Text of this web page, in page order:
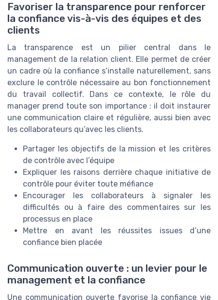
Favoriser la transparence pour renforcer
la confiance vis-à-vis des équipes et des
clients
La transparence est un pilier central dans le
management de la relation client. Elle permet de créer
un cadre où la confiance s’installe naturellement, sans
exclure le contrôle nécessaire au bon fonctionnement
du travail collectif. Dans ce contexte, le rôle du
manager prend toute son importance : il doit instaurer
une communication claire et régulière, aussi bien avec
les collaborateurs qu’avec les clients.
Partager les objectifs de la mission et les critères
de contrôle avec l’équipe
Expliquer les raisons derrière chaque initiative de
contrôle pour éviter toute méfiance
Encourager les collaborateurs à signaler les
difficultés ou à faire des commentaires sur les
processus en place
Mettre en avant les réussites issues d’une
confiance bien placée
Communication ouverte : un levier pour le
management et la confiance
Une communication ouverte favorise la confiance vie